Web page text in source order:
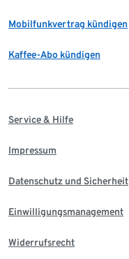
Mobilfunkvertrag kündigen
Kaffee-Abo kündigen
Service & Hilfe
Impressum
Datenschutz und Sicherheit
Einwilligungsmanagement
Widerrufsrecht